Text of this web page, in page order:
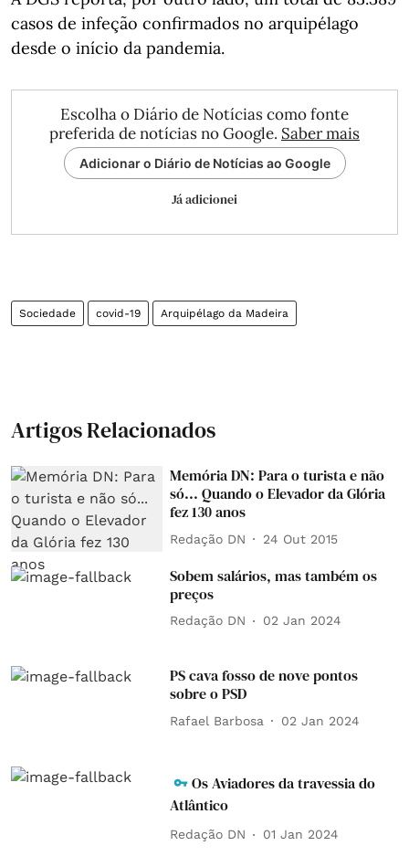
casos de infeção confirmados no arquipélago
desde o início da pandemia.
Escolha o Diário de Notícias como fonte
preferida de notícias no Google. Saber mais
Adicionar o Diário de Notícias ao Google
Já adicionei
Sociedade covid-19 Arquipélago da Madeira
Artigos Relacionados
Memória DN: Para o turista e não
só... Quando o Elevador da Glória
fez 130 anos
Redação DN 24 Out 2015
Sobem salários, mas também os
preços
Redação DN 02 Jan 2024
PS cava fosso de nove pontos
sobre o PSD
Rafael Barbosa 02 Jan 2024
Os Aviadores da travessia do
Atlântico
Redação DN 01 Jan 2024